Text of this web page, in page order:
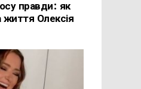
правди: як
життя Олексія